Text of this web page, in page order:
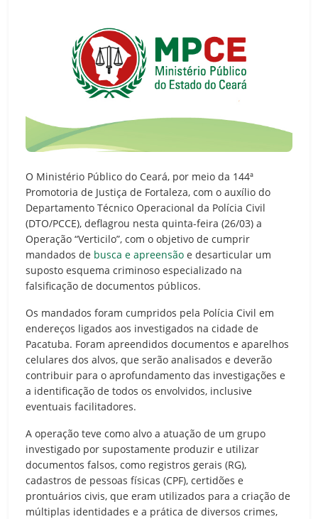
O Ministério Público do Ceará, por meio da 144ª
Promotoria de Justiça de Fortaleza, com o auxílio do
Departamento Técnico Operacional da Polícia Civil
(DTO/PCCE), deflagrou nesta quinta-feira (26/03) a
Operação “Verticilo”, com o objetivo de cumprir
mandados de busca e apreensão e desarticular um
suposto esquema criminoso especializado na
falsificação de documentos públicos.
Os mandados foram cumpridos pela Polícia Civil em
endereços ligados aos investigados na cidade de
Pacatuba. Foram apreendidos documentos e aparelhos
celulares dos alvos, que serão analisados e deverão
contribuir para o aprofundamento das investigações e
a identificação de todos os envolvidos, inclusive
eventuais facilitadores.
A operação teve como alvo a atuação de um grupo
investigado por supostamente produzir e utilizar
documentos falsos, como registros gerais (RG),
cadastros de pessoas físicas (CPF), certidões e
prontuários civis, que eram utilizados para a criação de
múltiplas identidades e a prática de diversos crimes,